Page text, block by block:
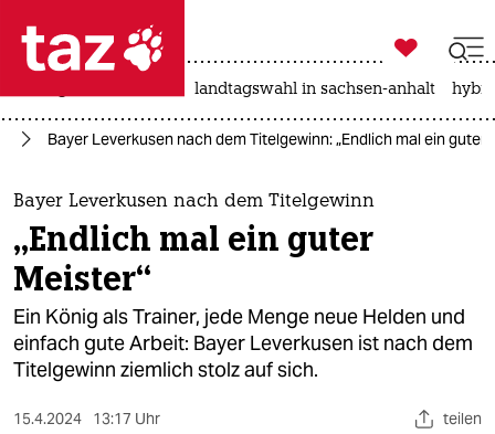
 taz zahl ich
taz zahl ich
themen
politik
öko
gesellschaft

taz zahl ich
landtagswahl in sachsen-anhalt
Bayer Leverkusen nach dem Titelgewinn: „Endlich mal ein guter
Bayer Leverkusen nach dem Titelgewinn
„Endlich mal ein guter
Meister“
Ein König als Trainer, jede Menge neue Helden und
einfach gute Arbeit: Bayer Leverkusen ist nach dem
Titelgewinn ziemlich stolz auf sich.
15.4.2024 13:17 Uhr teilen